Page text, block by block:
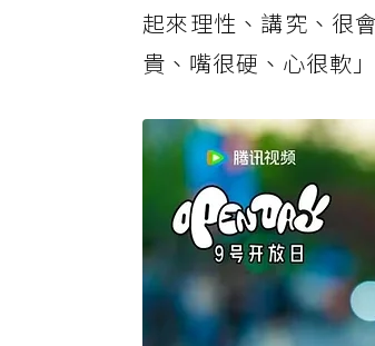
起來理性、講究、很
貴、嘴很硬、心很軟